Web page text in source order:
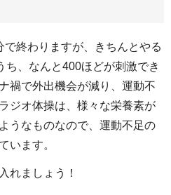
終わりますが、きちんとやる
ち、なんと400ほどが刺激でき
禍で外出機会が減り、運動不
ジオ体操は、様々な栄養素が
うなものなので、運動不足の
います。
れましょう！